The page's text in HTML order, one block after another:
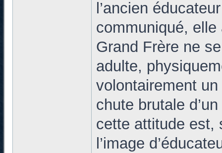
l’ancien
communiqué,
Grand Frère ne
adulte,
volontairement
chute brutale
cette attitude est,
l’image